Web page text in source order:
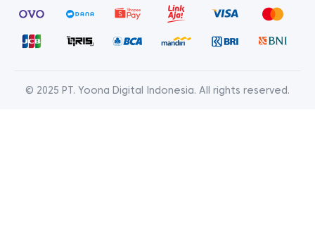
© 2025 PT. Yoona Digital Indonesia. All rights reserved.